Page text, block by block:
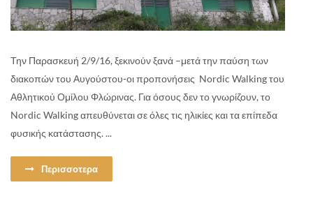
Την Παρασκευή 2/9/16, ξεκινούν ξανά –μετά την παύση των
διακοπών του Αυγούστου-οι προπονήσεις Nordic Walking του
Αθλητικού Ομίλου Φλώρινας. Για όσους δεν το γνωρίζουν, το
Nordic Walking απευθύνεται σε όλες τις ηλικίες και τα επίπεδα
φυσικής κατάστασης. ...
Περισσοτερα